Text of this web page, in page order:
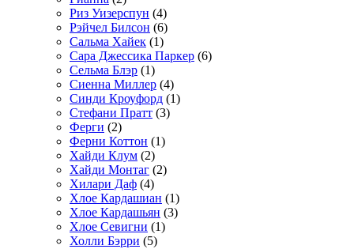
Риз Уизерспун (4)
Рэйчел Билсон (6)
Сальма Хайек (1)
Сара Джессика Паркер (6)
Сельма Блэр (1)
Сиенна Миллер (4)
Синди Кроуфорд (1)
Стефани Пратт (3)
Ферги (2)
Ферни Коттон (1)
Хайди Клум (2)
Хайди Монтаг (2)
Хилари Даф (4)
Хлое Кардашиан (1)
Хлое Кардашьян (3)
Хлое Севигни (1)
Холли Бэрри (5)